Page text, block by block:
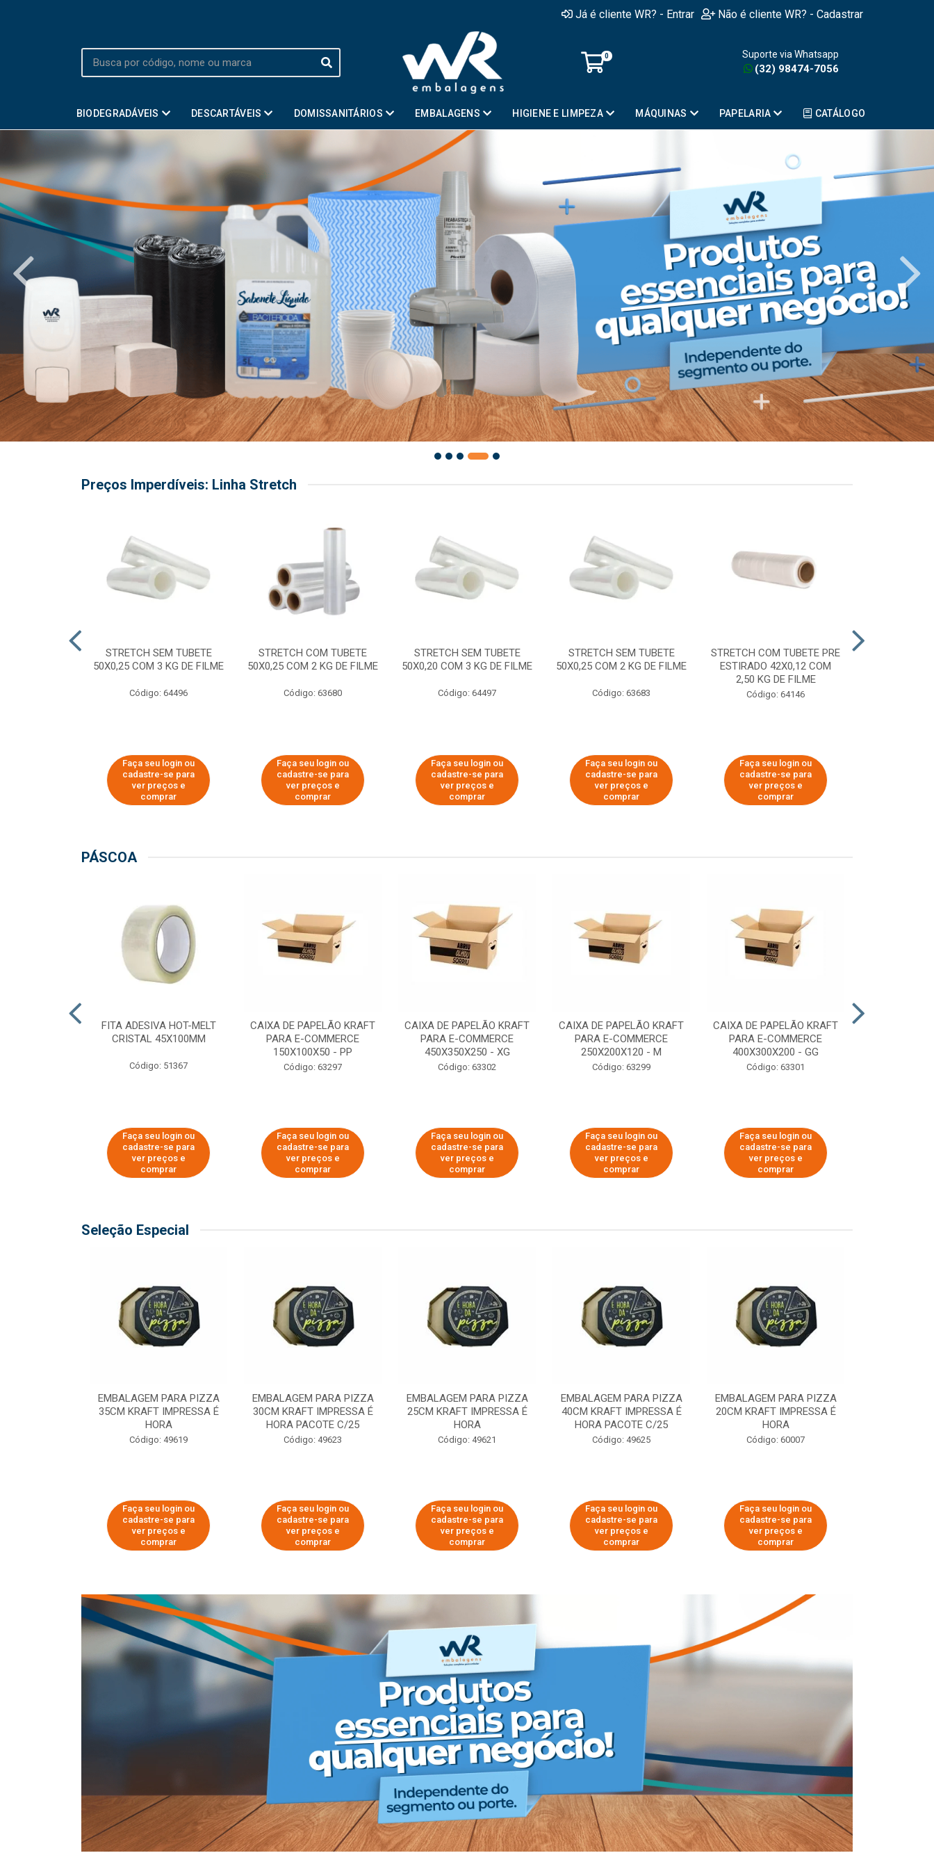
Já é cliente WR? - Entrar Não é cliente WR? - Cadastrar
0 Suporte via Whatsapp
(32) 98474-7056
BIODEGRADÁVEIS DESCARTÁVEIS DOMISSANITÁRIOS EMBALAGENS HIGIENE E LIMPEZA MÁQUINAS PAPELARIA CATÁLOGO
Preços Imperdíveis: Linha Stretch
STRETCH SEM TUBETE
50X0,25 COM 3 KG DE FILME
Código: 64496
Faça seu login ou
cadastre-se para
ver preços e
comprar
STRETCH COM TUBETE
50X0,25 COM 2 KG DE FILME
Código: 63680
Faça seu login ou
cadastre-se para
ver preços e
comprar
STRETCH SEM TUBETE
50X0,20 COM 3 KG DE FILME
Código: 64497
Faça seu login ou
cadastre-se para
ver preços e
comprar
STRETCH SEM TUBETE
50X0,25 COM 2 KG DE FILME
Código: 63683
Faça seu login ou
cadastre-se para
ver preços e
comprar
STRETCH COM TUBETE PRE
ESTIRADO 42X0,12 COM
2,50 KG DE FILME
Código: 64146
Faça seu login ou
cadastre-se para
ver preços e
comprar
PÁSCOA
FITA ADESIVA HOT-MELT
CRISTAL 45X100MM
Código: 51367
Faça seu login ou
cadastre-se para
ver preços e
comprar
CAIXA DE PAPELÃO KRAFT
PARA E-COMMERCE
150X100X50 - PP
Código: 63297
Faça seu login ou
cadastre-se para
ver preços e
comprar
CAIXA DE PAPELÃO KRAFT
PARA E-COMMERCE
450X350X250 - XG
Código: 63302
Faça seu login ou
cadastre-se para
ver preços e
comprar
CAIXA DE PAPELÃO KRAFT
PARA E-COMMERCE
250X200X120 - M
Código: 63299
Faça seu login ou
cadastre-se para
ver preços e
comprar
CAIXA DE PAPELÃO KRAFT
PARA E-COMMERCE
400X300X200 - GG
Código: 63301
Faça seu login ou
cadastre-se para
ver preços e
comprar
Seleção Especial
EMBALAGEM PARA PIZZA
35CM KRAFT IMPRESSA É
HORA
Código: 49619
Faça seu login ou
cadastre-se para
ver preços e
comprar
EMBALAGEM PARA PIZZA
30CM KRAFT IMPRESSA É
HORA PACOTE C/25
Código: 49623
Faça seu login ou
cadastre-se para
ver preços e
comprar
EMBALAGEM PARA PIZZA
25CM KRAFT IMPRESSA É
HORA
Código: 49621
Faça seu login ou
cadastre-se para
ver preços e
comprar
EMBALAGEM PARA PIZZA
40CM KRAFT IMPRESSA É
HORA PACOTE C/25
Código: 49625
Faça seu login ou
cadastre-se para
ver preços e
comprar
EMBALAGEM PARA PIZZA
20CM KRAFT IMPRESSA É
HORA
Código: 60007
Faça seu login ou
cadastre-se para
ver preços e
comprar